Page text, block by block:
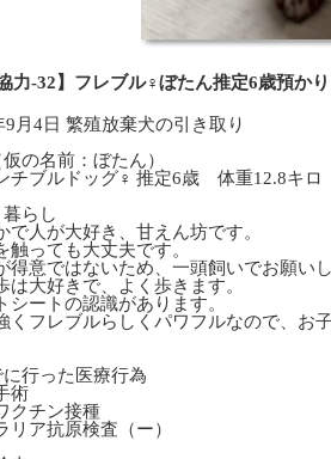
協力-32】フレブル♀ぼたん推定6歳預か
9月4日 繁殖放棄犬の引き取り
の名前：ぼたん）
チブルドッグ♀ 推定6歳 体重12.8キロ
らし
で人が大好き、甘えん坊です。
触っても大丈夫です。
得意ではないため、一頭飼いでお願い
は大好きで、よく歩きます。
シートの認識があります。
くフレブルらしくパワフルなので、お
行った医療行為
術
クチン接種
リア抗原検査（ー）